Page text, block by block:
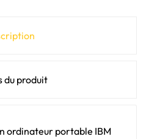
du produit
ordinateur portable IBM